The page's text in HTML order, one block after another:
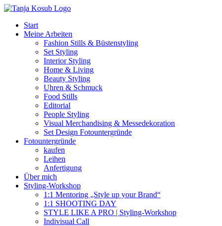
Zum
springenStart
Meine Arbeiten
Fashion Stills & Büstenstyling
Set Styling
Interior Styling
Home & Living
Beauty Styling
Uhren & Schmuck
Food Stills
Editorial
People Styling
Visual Merchandising & Messedekoration
Set Design Fotountergründe
Fotountergründe
kaufen
Leihen
Anfertigung
Über mich
Styling-Workshop
1:1 Mentoring „Style up your Brand“
1:1 SHOOTING DAY
STYLE LIKE A PRO | Styling-Workshop
Indivisual Call